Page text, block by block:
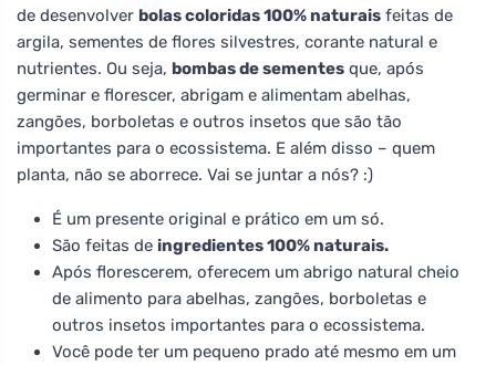
de desenvolver bolas coloridas 100% naturais feitas de
argila, sementes de flores silvestres, corante natural e
nutrientes. Ou seja, bombas de sementes que, após
germinar e florescer, abrigam e alimentam abelhas,
zangões, borboletas e outros insetos que são tão
importantes para o ecossistema. E além disso – quem
planta, não se aborrece. Vai se juntar a nós? :)
É um presente original e prático em um só.
São feitas de ingredientes 100% naturais.
Após florescerem, oferecem um abrigo natural cheio
de alimento para abelhas, zangões, borboletas e
outros insetos importantes para o ecossistema.
Você pode ter um pequeno prado até mesmo em um